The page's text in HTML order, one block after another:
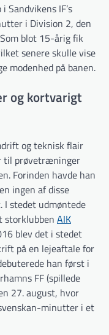
Sandvikens IF’s
i Division 2, den
blot 15-årig fik
senere skulle vise
modenhed på banen.
og kortvarigt
og teknisk flair
til prøvetræninger
Forinden havde han
ingen af disse
stedet udmøntede
storklubben AIK
blev det i stedet
på en lejeaftale for
han først i
FF (spillede
27. august, hvor
minutter i et